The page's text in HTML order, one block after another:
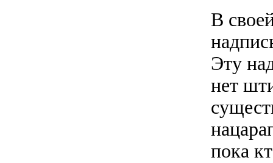
В
Эту
нет
пока